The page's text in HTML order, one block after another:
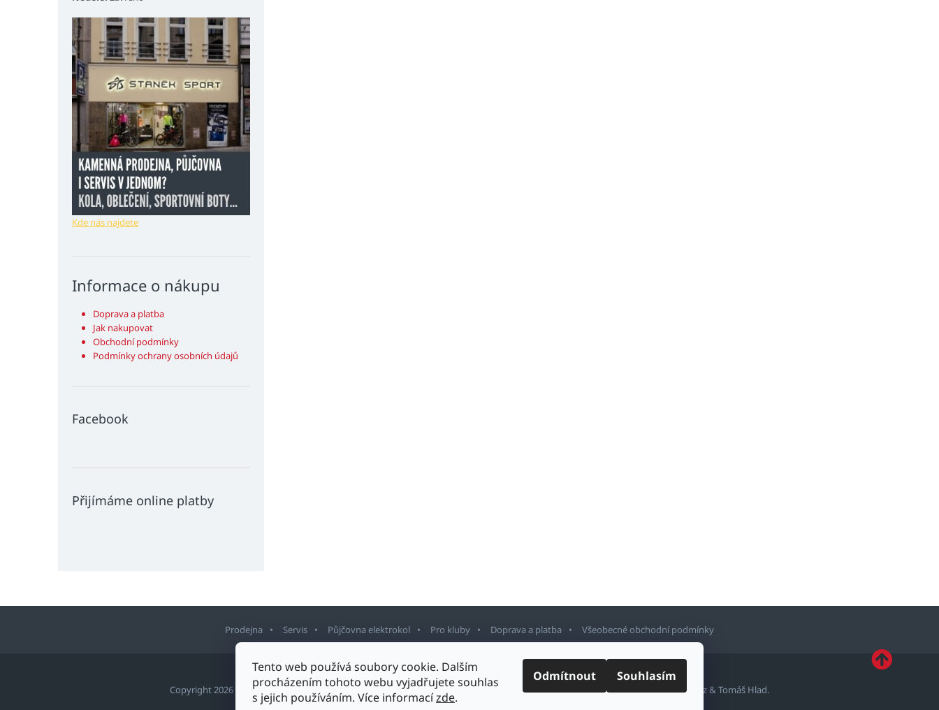
Tento web používá soubory cookie. Dalším
procházením tohoto webu vyjadřujete souhlas
s jejich používáním. Více informacízde.
Odmítnout Souhlasím
Kde nás najdete
Informace o nákupu
Doprava a platba
Jak nakupovat
Obchodní podmínky
Podmínky ochrany osobních údajů
Facebook
Přijímáme online platby
Prodejna Servis Půjčovna elektrokol Pro kluby Doprava a platba Všeobecné obchodní podmínky
Copyright 2026 Sport Staněk Turnov. Všechna práva vyhrazena.Upravit nastavení cookies Design šablony vytvořilShoptetak.cz& Tomáš Hlad.